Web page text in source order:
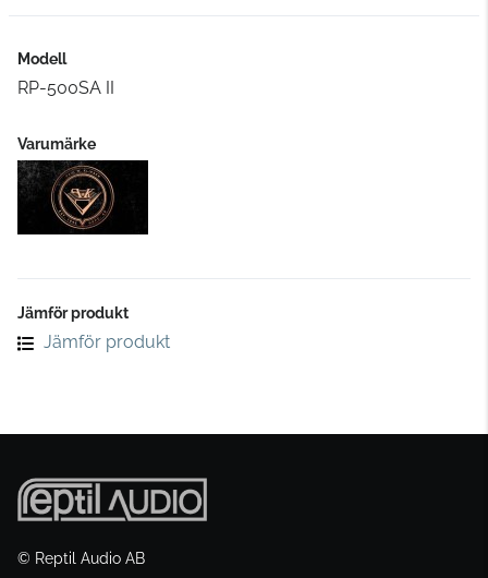
Modell
RP-500SA II
Varumärke
Jämför produkt
Jämför produkt
© Reptil Audio AB